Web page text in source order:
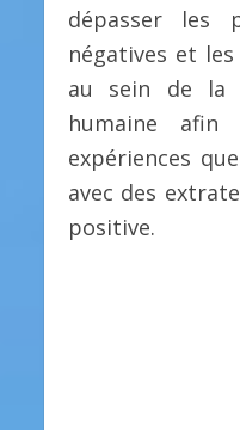
dépasser les
négatives et
au sein de la
humaine
expériences
avec des
positive.